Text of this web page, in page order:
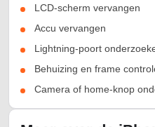
LCD-scherm vervangen
Accu vervangen
Lightning-poort
Behuizing en frame
Camera of home-knop